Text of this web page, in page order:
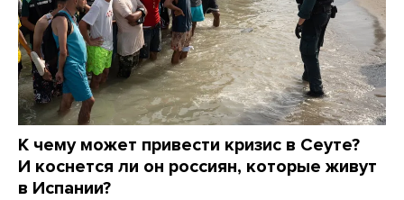
К чему может привести кризис в Сеуте?
И коснется ли он россиян, которые живут
в Испании?